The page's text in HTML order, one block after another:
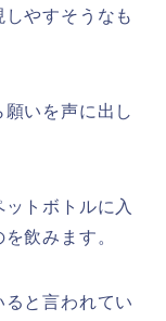
やすそうなも
いを声に出し
トボトルに入
飲みます。
と言われてい